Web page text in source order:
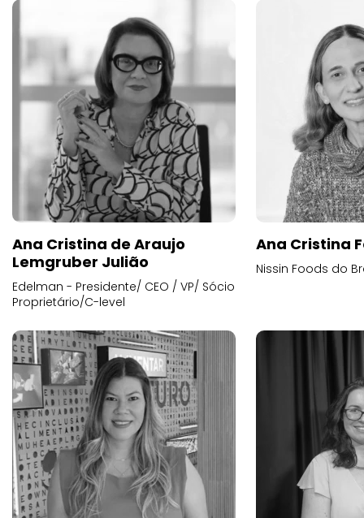
Ana Cristina de Araujo
Lemgruber Julião
Edelman - Presidente/ CEO / VP/ Sócio
Proprietário/C-level
Ana Cristina
Nissin Foods do